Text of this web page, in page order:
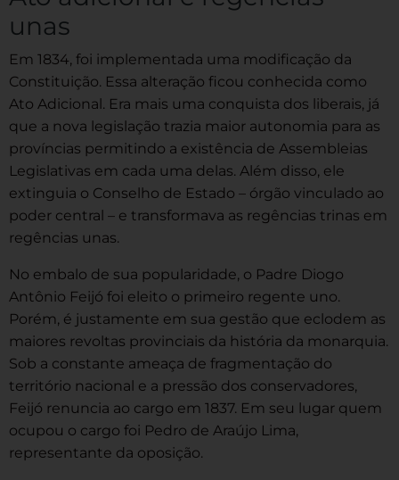
unas
Em 1834, foi implementada uma modificação da
Constituição. Essa alteração ficou conhecida como
Ato Adicional. Era mais uma conquista dos liberais, já
que a nova legislação trazia maior autonomia para as
províncias permitindo a existência de Assembleias
Legislativas em cada uma delas. Além disso, ele
extinguia o Conselho de Estado – órgão vinculado ao
poder central – e transformava as regências trinas em
regências unas.
No embalo de sua popularidade, o Padre Diogo
Antônio Feijó foi eleito o primeiro regente uno.
Porém, é justamente em sua gestão que eclodem as
maiores revoltas provinciais da história da monarquia.
Sob a constante ameaça de fragmentação do
território nacional e a pressão dos conservadores,
Feijó renuncia ao cargo em 1837. Em seu lugar quem
ocupou o cargo foi Pedro de Araújo Lima,
representante da oposição.